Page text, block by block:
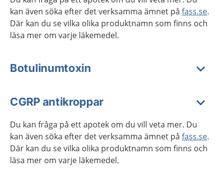
kan även söka efter det verksamma ämnet på fass.se.
Där kan du se vilka olika produktnamn som finns och
läsa mer om varje läkemedel.
Botulinumtoxin
CGRP antikroppar
Du kan fråga på ett apotek om du vill veta mer. Du
kan även söka efter det verksamma ämnet på fass.se.
Där kan du se vilka olika produktnamn som finns och
läsa mer om varje läkemedel.